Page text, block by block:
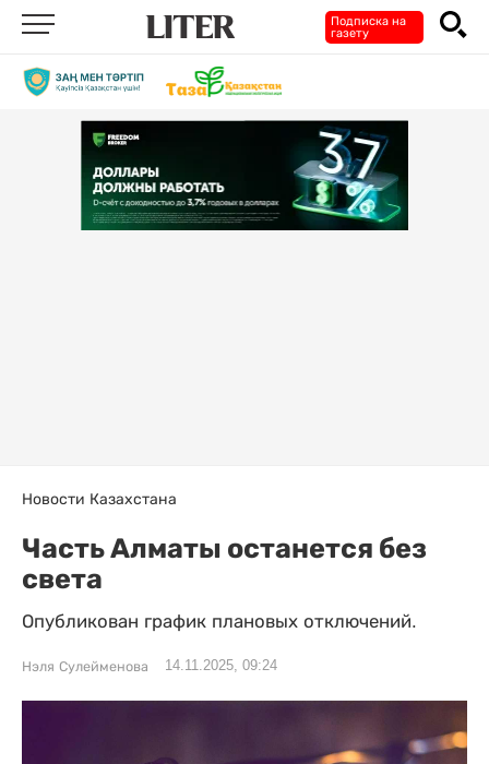
Подписка на
газету
Новости Казахстана
Часть Алматы останется без
света
Опубликован график плановых отключений.
Нэля Сулейменова 14.11.2025, 09:24